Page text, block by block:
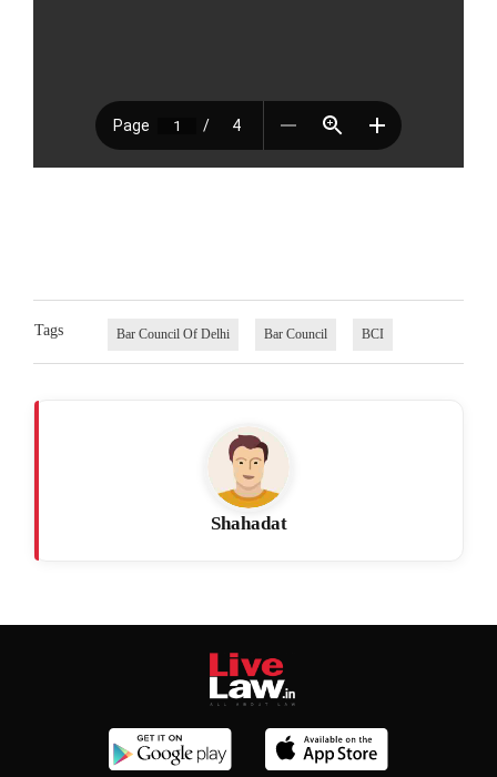
Tags Bar Council Of Delhi Bar Council BCI
Shahadat